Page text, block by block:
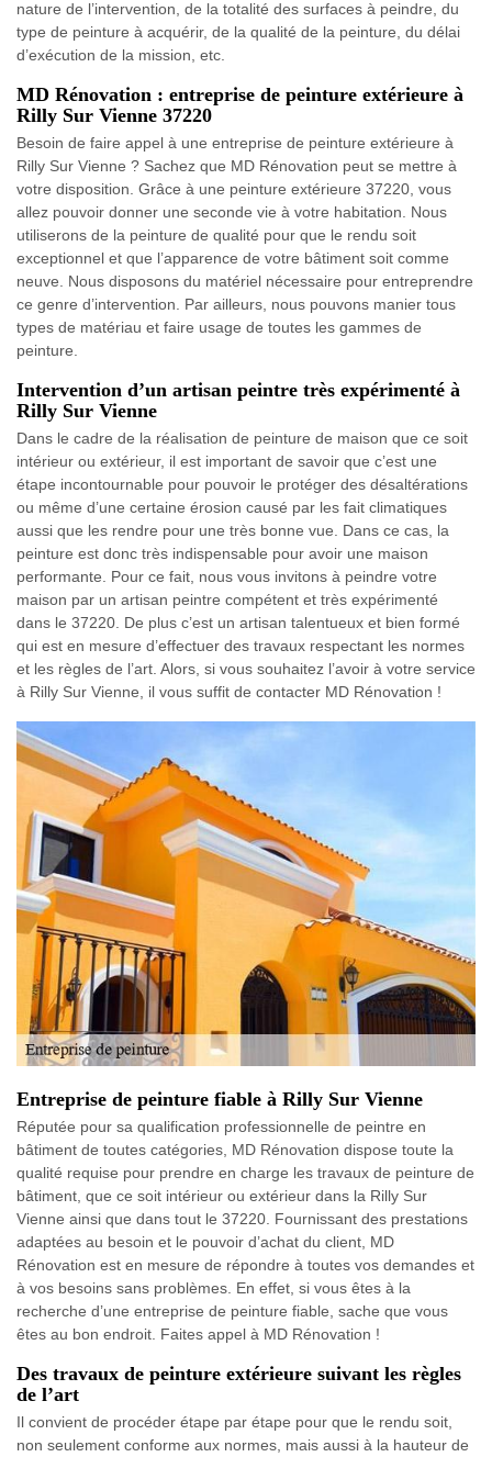
nature de l’intervention, de la totalité des surfaces à peindre, du
type de peinture à acquérir, de la qualité de la peinture, du délai
d’exécution de la mission, etc.
MD Rénovation : entreprise de peinture extérieure à
Rilly Sur Vienne 37220
Besoin de faire appel à une entreprise de peinture extérieure à
Rilly Sur Vienne ? Sachez que MD Rénovation peut se mettre à
votre disposition. Grâce à une peinture extérieure 37220, vous
allez pouvoir donner une seconde vie à votre habitation. Nous
utiliserons de la peinture de qualité pour que le rendu soit
exceptionnel et que l’apparence de votre bâtiment soit comme
neuve. Nous disposons du matériel nécessaire pour entreprendre
ce genre d’intervention. Par ailleurs, nous pouvons manier tous
types de matériau et faire usage de toutes les gammes de
peinture.
Intervention d’un artisan peintre très expérimenté à
Rilly Sur Vienne
Dans le cadre de la réalisation de peinture de maison que ce soit
intérieur ou extérieur, il est important de savoir que c’est une
étape incontournable pour pouvoir le protéger des désaltérations
ou même d’une certaine érosion causé par les fait climatiques
aussi que les rendre pour une très bonne vue. Dans ce cas, la
peinture est donc très indispensable pour avoir une maison
performante. Pour ce fait, nous vous invitons à peindre votre
maison par un artisan peintre compétent et très expérimenté
dans le 37220. De plus c’est un artisan talentueux et bien formé
qui est en mesure d’effectuer des travaux respectant les normes
et les règles de l’art. Alors, si vous souhaitez l’avoir à votre service
à Rilly Sur Vienne, il vous suffit de contacter MD Rénovation !
Entreprise de peinture fiable à Rilly Sur Vienne
Réputée pour sa qualification professionnelle de peintre en
bâtiment de toutes catégories, MD Rénovation dispose toute la
qualité requise pour prendre en charge les travaux de peinture de
bâtiment, que ce soit intérieur ou extérieur dans la Rilly Sur
Vienne ainsi que dans tout le 37220. Fournissant des prestations
adaptées au besoin et le pouvoir d’achat du client, MD
Rénovation est en mesure de répondre à toutes vos demandes et
à vos besoins sans problèmes. En effet, si vous êtes à la
recherche d’une entreprise de peinture fiable, sache que vous
êtes au bon endroit. Faites appel à MD Rénovation !
Des travaux de peinture extérieure suivant les règles
de l’art
Il convient de procéder étape par étape pour que le rendu soit,
non seulement conforme aux normes, mais aussi à la hauteur de